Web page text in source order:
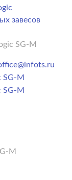
завесов
SG-M
M